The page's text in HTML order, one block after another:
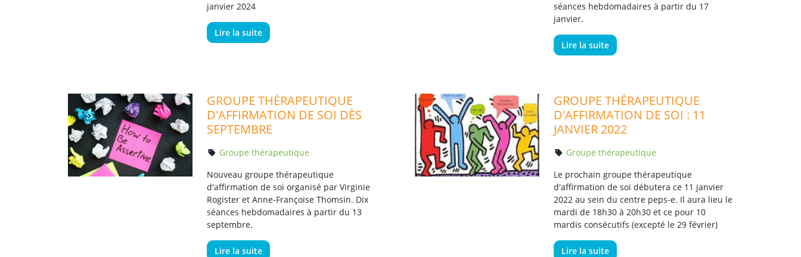
janvier 2024
Lire la suite
séances hebdomadaires à partir du 17
janvier.
Lire la suite
GROUPE THÉRAPEUTIQUE
D'AFFIRMATION DE SOI DÈS
SEPTEMBRE
Groupe thérapeutique
Nouveau groupe thérapeutique
d'affirmation de soi organisé par Virginie
Rogister et Anne-Françoise Thomsin. Dix
séances hebdomadaires à partir du 13
septembre.
Lire la suite
GROUPE THÉRAPEUTIQUE
D'AFFIRMATION DE SOI : 11
JANVIER 2022
Groupe thérapeutique
Le prochain groupe thérapeutique
d'affirmation de soi débutera ce 11 janvier
2022 au sein du centre peps-e. Il aura lieu le
mardi de 18h30 à 20h30 et ce pour 10
mardis consécutifs (excepté le 29 février)
Lire la suite